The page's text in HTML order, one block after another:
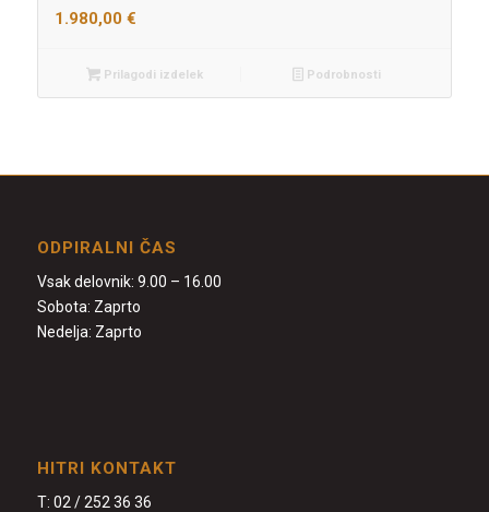
1.980,00 €
Prilagodi izdelek Podrobnosti
ODPIRALNI ČAS
Vsak delovnik: 9.00 – 16.00
Sobota: Zaprto
Nedelja: Zaprto
HITRI KONTAKT
T: 02 / 252 36 36